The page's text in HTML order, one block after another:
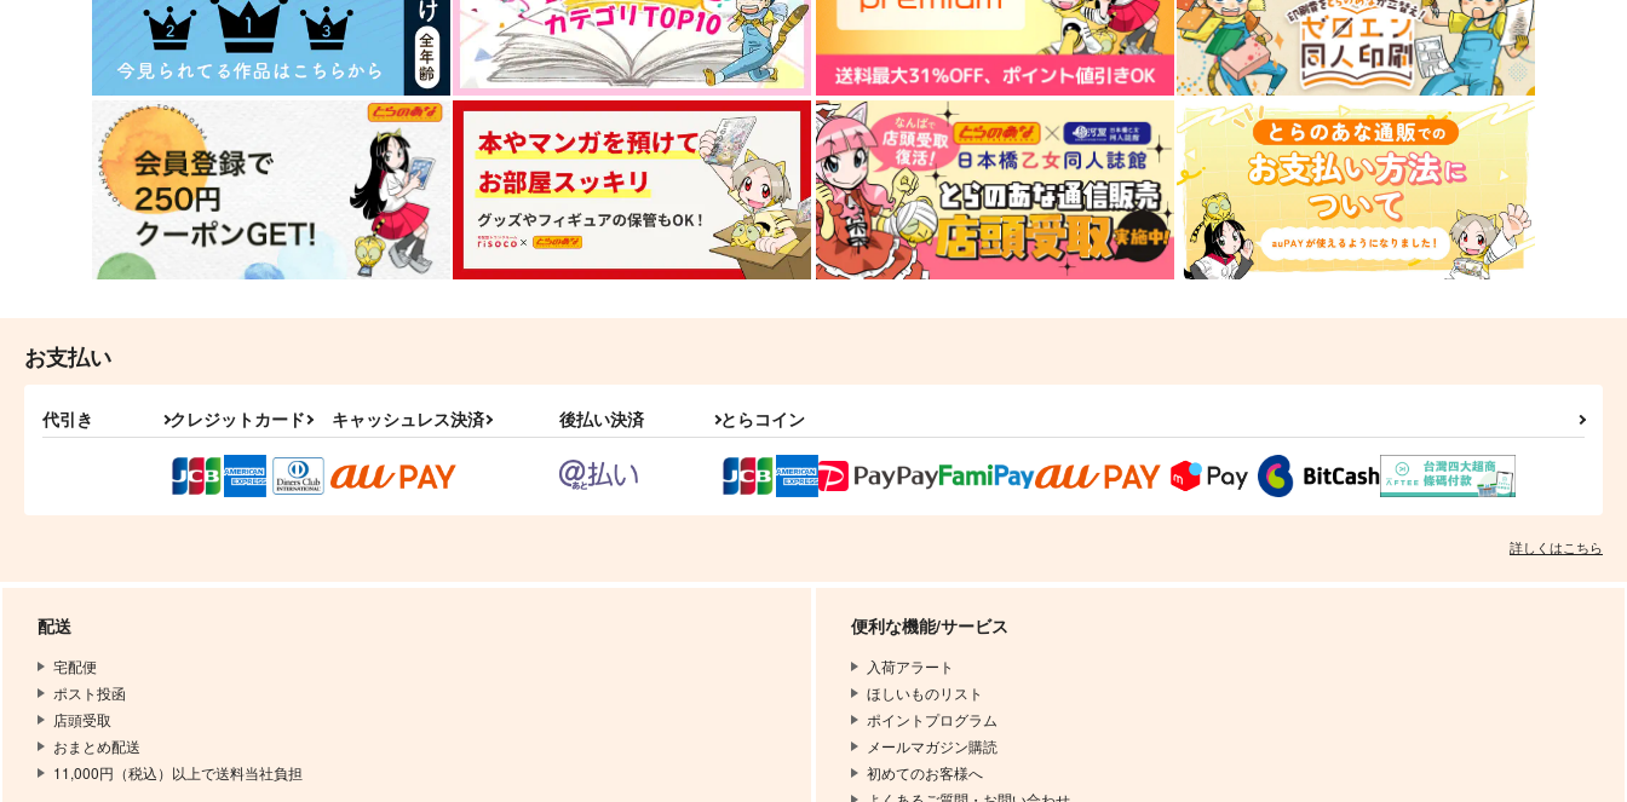
お支払い
代引き クレジットカード キャッシュレス決済 後払い決済 とらコイン
詳しくはこちら
配送
宅配便
ポスト投函
店頭受取
おまとめ配送
11,000円（税込）以上で送料当社負担
便利な機能/サービス
入荷アラート
ほしいものリスト
ポイントプログラム
メールマガジン購読
初めてのお客様へ